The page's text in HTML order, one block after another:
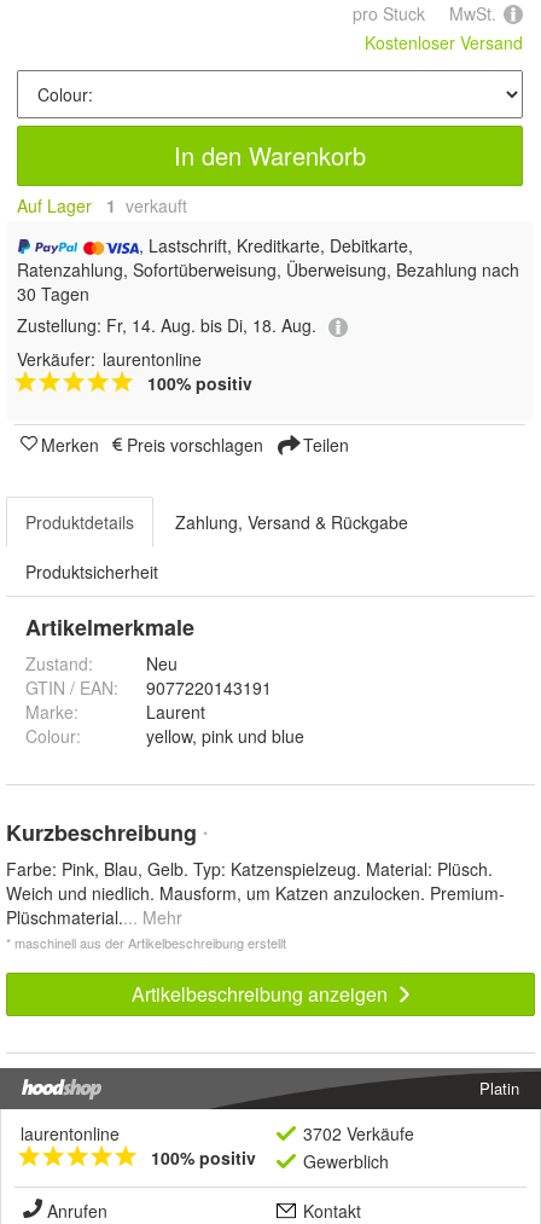
pro Stuck MwSt.
Kostenloser Versand
In den Warenkorb
Auf Lager 1 verkauft
, Lastschrift, Kreditkarte, Debitkarte,
Ratenzahlung, Sofortüberweisung, Überweisung, Bezahlung nach
30 Tagen
Zustellung: Fr, 14. Aug. bis Di, 18. Aug.
Verkäufer: laurentonline
100% positiv
Merken Preis vorschlagen Teilen
Produktdetails Zahlung, Versand & Rückgabe
Produktsicherheit
Artikelmerkmale
Zustand:
Neu
GTIN / EAN:
9077220143191
Marke:
Laurent
Colour: yellow, pink und blue
Kurzbeschreibung *
Farbe: Pink, Blau, Gelb. Typ: Katzenspielzeug. Material: Plüsch.
Weich und niedlich. Mausform, um Katzen anzulocken. Premium-
Plüschmaterial.... Mehr
* maschinell aus der Artikelbeschreibung erstellt
Artikelbeschreibung anzeigen
Platin
laurentonline
100% positiv
3702 Verkäufe
Gewerblich
Anrufen
Kontakt